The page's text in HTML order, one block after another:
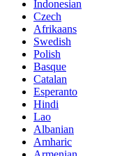
Indonesian
Czech
Afrikaans
Swedish
Polish
Basque
Catalan
Esperanto
Hindi
Lao
Albanian
Amharic